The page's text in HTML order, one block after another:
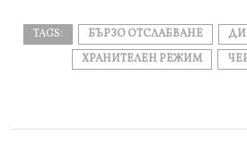
TAGS: БЪРЗО ОТСЛАБВАНЕ
ХРАНИТЕЛЕН РЕЖИМ